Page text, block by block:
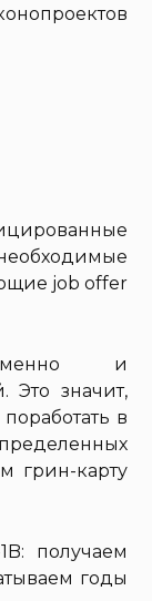
job offer
и
значит,
в
грин-карту
получаем
годы